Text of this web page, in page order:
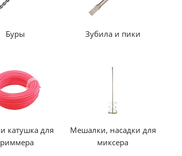
Буры Зубила и пики
катушка для
Мешалки, насадки для
миксера